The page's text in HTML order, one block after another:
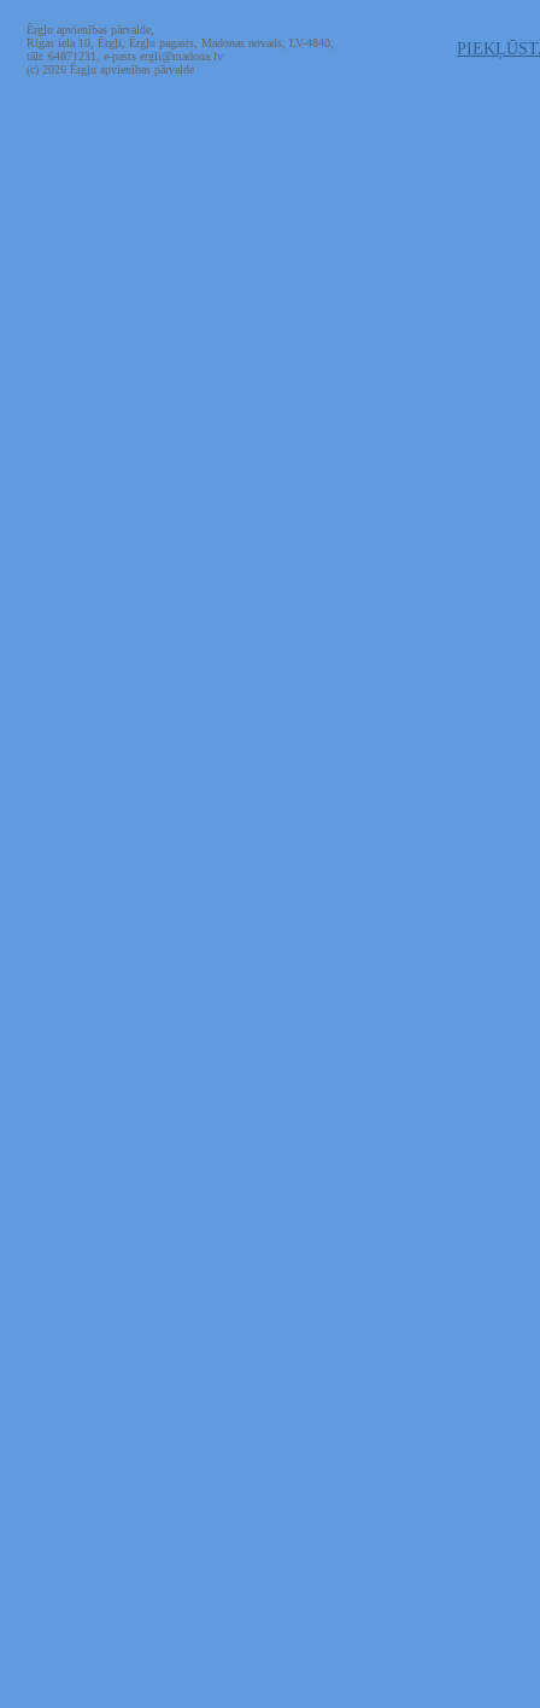
Ērgļu apvienības pārvalde,
Rīgas iela 10, Ērgļi, Ērgļu pagasts, Madonas novads, LV-4840,
tālr. 64871231, e-pasts ergli@madona.lv
(c) 2026 Ērgļu apvienības pārvalde